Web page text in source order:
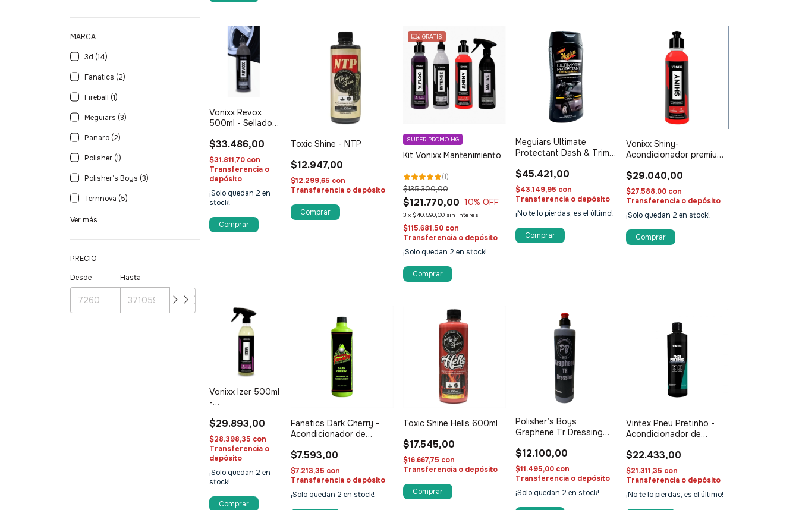
MARCA
3d (14)
Fanatics (2)
Fireball (1)
Meguiars (3)
Panaro (2)
Polisher (1)
Polisher’s Boys (3)
Ternnova (5)
Ver más
PRECIO
Desde
Hasta
Vonixx Revox
500ml - Sellador
$33.486,00
$31.811,70 con
Transferencia o
depósito
¡Solo quedan 2 en
stock!
Toxic Shine - NTP
$12.947,00
$12.299,65 con
Transferencia o depósito
GRATIS
Kit Vonixx Mantenimiento
(1)
$121.770,00
$135.300,00
10% OFF
3 x $40.590,00 sin interés
SUPER PROMO HG
$115.681,50 con
Transferencia o depósito
¡Solo quedan 2 en stock!
Meguiars Ultimate
Protectant Dash & Trim
$45.421,00
$43.149,95 con
Transferencia o depósito
¡No te lo pierdas, es el último!
Vonixx Shiny-
Acondicionador premium
$29.040,00
$27.588,00 con
Transferencia o depósito
¡Solo quedan 2 en stock!
Comprar
Vonixx Izer 500ml
-
Ferrico
$29.893,00
$28.398,35 con
Transferencia o
depósito
¡Solo quedan 2 en
stock!
Comprar
Fanatics Dark Cherry -
Acondicionador de
$7.593,00
$7.213,35 con
Transferencia o depósito
¡Solo quedan 2 en stock!
Toxic Shine Hells 600ml
$17.545,00
$16.667,75 con
Transferencia o depósito
Polisher’s Boys
Graphene Tr Dressing
$12.100,00
$11.495,00 con
Transferencia o depósito
¡Solo quedan 2 en stock!
Vintex Pneu Pretinho -
Acondicionador de
$22.433,00
$21.311,35 con
Transferencia o depósito
¡No te lo pierdas, es el último!